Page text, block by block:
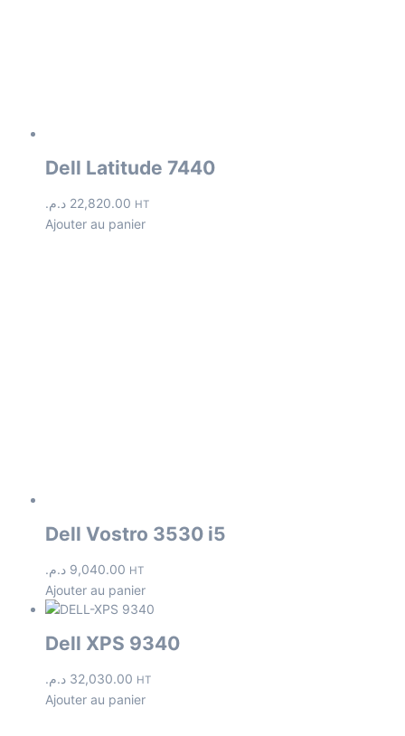
Dell Latitude 7440
22,820.00 د.م. HT
Ajouter au panier
Dell Vostro 3530 i5
9,040.00 د.م. HT
Ajouter au panier
Dell XPS 9340
32,030.00 د.م. HT
Ajouter au panier